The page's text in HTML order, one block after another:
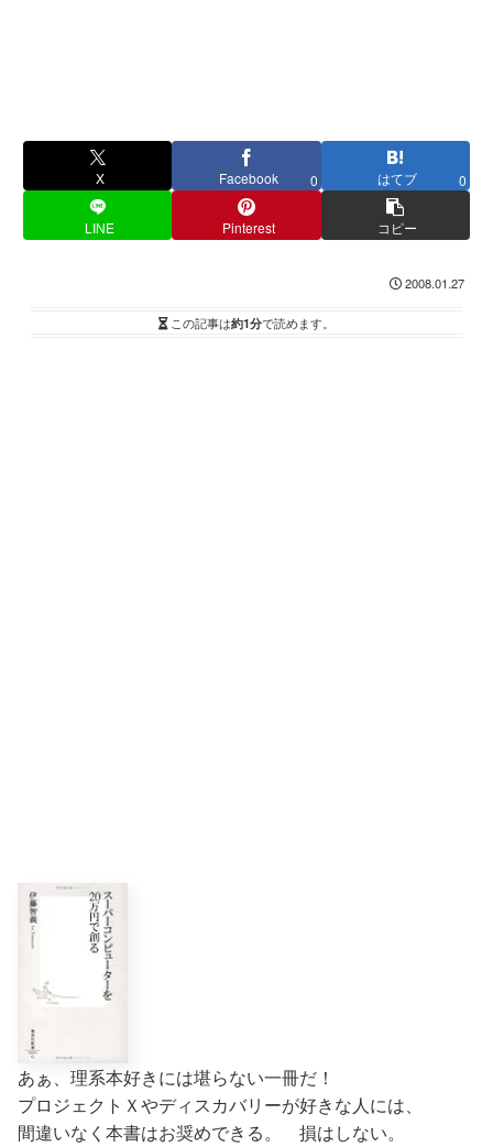
X Facebook 0 はてブ 0
LINE Pinterest コピー
2008.01.27
この記事は約1分で読めます。
あぁ、理系本好きには堪らない一冊だ！
プロジェクトＸやディスカバリーが好きな人には、
間違いなく本書はお奨めできる。 損はしない。